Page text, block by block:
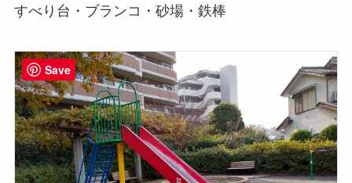
すべり台・ブランコ・砂場・鉄棒
Save